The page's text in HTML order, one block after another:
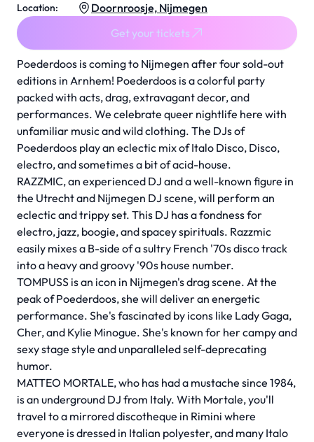
Poederdoos is coming to Nijmegen after four sold-out
editions in Arnhem! Poederdoos is a colorful party
packed with acts, drag, extravagant decor, and
performances. We celebrate queer nightlife here with
unfamiliar music and wild clothing. The DJs of
Poederdoos play an eclectic mix of Italo Disco, Disco,
electro, and sometimes a bit of acid-house.
RAZZMIC, an experienced DJ and a well-known figure in
the Utrecht and Nijmegen DJ scene, will perform an
eclectic and trippy set. This DJ has a fondness for
electro, jazz, boogie, and spacey spirituals. Razzmic
easily mixes a B-side of a sultry French '70s disco track
into a heavy and groovy '90s house number.
TOMPUSS is an icon in Nijmegen's drag scene. At the
peak of Poederdoos, she will deliver an energetic
performance. She's fascinated by icons like Lady Gaga,
Cher, and Kylie Minogue. She's known for her campy and
sexy stage style and unparalleled self-deprecating
humor.
MATTEO MORTALE, who has had a mustache since 1984,
is an underground DJ from Italy. With Mortale, you'll
travel to a mirrored discotheque in Rimini where
everyone is dressed in Italian polyester, and many Italo
Location:
Doornroosje, Nijmegen
Get your tickets